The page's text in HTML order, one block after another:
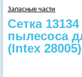
Запасные части
Сетка
пылесоса
(Intex 28005)